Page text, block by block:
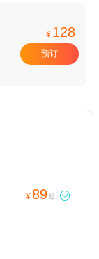
¥ 128
预订
¥ 89起 